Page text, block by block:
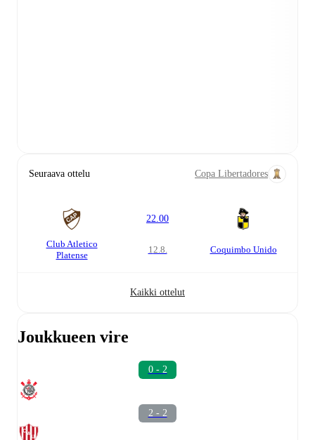
Seuraava ottelu Copa Libertadores
Club Atletico
Platense
22.00
12.8. Coquimbo Unido
Kaikki ottelut
Joukkueen vire
0 - 2
2 - 2